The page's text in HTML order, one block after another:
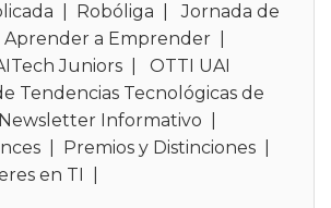
para la resolución de
en distintos ámbitos
y tecnológicos.
y/o participar en proyectos
vinculados con
estadístico,
artificial y sistemas de
Robóliga |Jornada de
Aprender a Emprender
Juniors |OTTI UAI
Tendencias Tecnológicas de
Newsletter Informativo
Premios y Distinciones
en TI